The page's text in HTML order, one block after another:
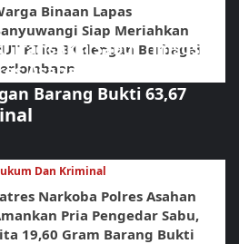
Binaan Lapas
Siap Meriahkan
RI ke 81 dengan Berbagai
Transaksi Sabu, Timsus
Asahan Amankan
Barang Bukti 63,67
Dan Kriminal
Narkoba Polres Asahan
Pria Pengedar Sabu,
19,60 Gram Barang Bukti